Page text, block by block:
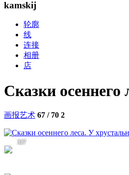
kamskij
轮廓
线
连接
相册
店
Сказки осеннего
画报艺术 67 / 70 2
327